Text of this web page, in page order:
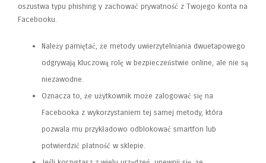
oszustwa typu phishing y zachować prywatność z Twojego konta na
Facebooku.
Należy pamiętać, że metody uwierzytelniania dwuetapowego
odgrywają kluczową rolę w bezpieczeństwie online, ale nie są
niezawodne.
Oznacza to, że użytkownik może zalogować się na
Facebooka z wykorzystaniem tej samej metody, która
pozwala mu przykładowo odblokować smartfon lub
potwierdzić płatność w sklepie.